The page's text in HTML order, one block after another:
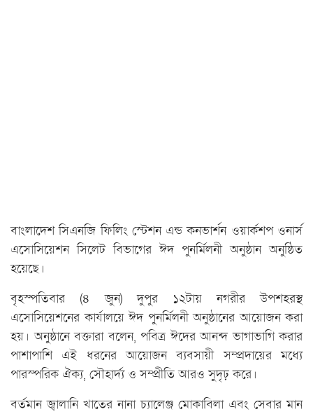
বাংলাদেশ সিএনজি ফিলিং স্টেশন এন্ড কনভার্শন ওয়ার্কশপ ওনার্স
এসোসিয়েশন সিলেট বিভাগের ঈদ পুনর্মিলনী অনুষ্ঠান অনুষ্ঠিত
হয়েছে।
বৃহস্পতিবার (৪ জুন) দুপুর ১২টায় নগরীর উপশহরস্থ
এসোসিয়েশনের কার্যালয়ে ঈদ পুনর্মিলনী অনুষ্ঠানের আয়োজন করা
হয়। অনুষ্ঠানে বক্তারা বলেন, পবিত্র ঈদের আনন্দ ভাগাভাগি করার
পাশাপাশি এই ধরনের আয়োজন ব্যবসায়ী সম্প্রদায়ের মধ্যে
পারস্পরিক ঐক্য, সৌহার্দ্য ও সম্প্রীতি আরও সুদৃঢ় করে।
বর্তমান জ্বালানি খাতের নানা চ্যালেঞ্জ মোকাবিলা এবং সেবার মান